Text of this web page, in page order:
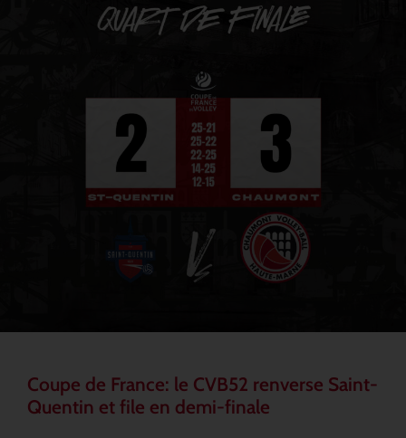
Coupe de France: le CVB52 renverse Saint-
Quentin et file en demi-finale